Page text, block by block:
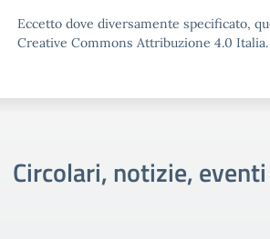
Eccetto dove diversamente specificato,
Creative Commons Attribuzione 4.0 Italia.
Circolari, notizie,